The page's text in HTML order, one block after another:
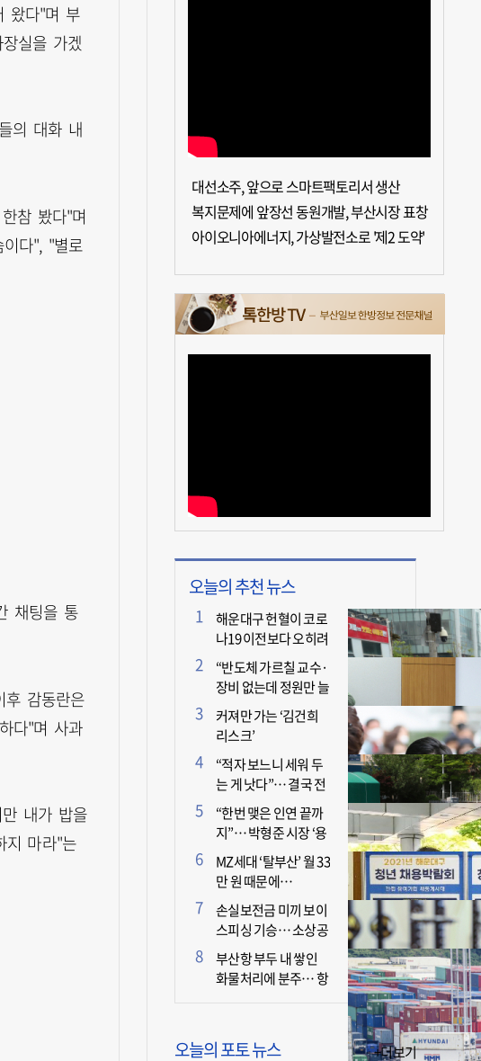
왔다"며 부
실을 가겠
의 대화 내
참 봤다"며
다", "별로
채팅을 통
감동란은
다"며 사과
내가 밥을
지 마라"는
대선소주, 앞으로 스마트팩토리서 생산
복지문제에 앞장선 동원개발, 부산시장 표창
아이오니아에너지, 가상발전소로 '제2 도약'
오늘의 추천 뉴스
해운대구 헌혈이 코로
나19 이전보다 오히려
더 늘어난 이유는?
“반도체 가르칠 교수·
장비 없는데 정원만 늘
리면 뭐 하나”
커져만 가는 ‘김건희
리스크’
“적자 보느니 세워 두
는 게 낫다”… 결국 전
면 휴업 선언한 택시회
사
“한번 맺은 인연 끝까
지”… 박형준 시장 ‘용
인술’ 주목
MZ세대 ‘탈부산’ 월 33
만 원 때문에…
손실보전금 미끼 보이
스피싱 기승… 소상공
인 두 번 운다
부산항 부두 내 쌓인
화물처리에 분주… 항
오늘의 포토 뉴스 +더보기